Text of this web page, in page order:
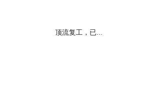
顶流复工，已...